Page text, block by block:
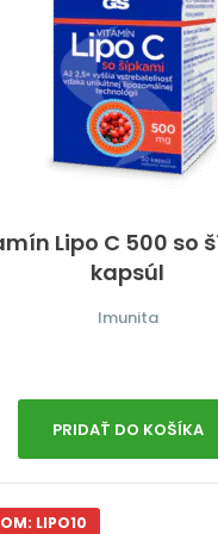
Lipo C 500 so
kapsúl
Imunita
PRIDAŤ DO KOŠÍKA
LIPO10